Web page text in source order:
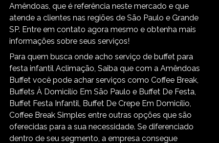
Amêndoas, que é referência neste mercado e que
atende a clientes nas regiões de São Paulo e Grande
SP. Entre em contato agora mesmo e obtenha mais
informações sobre seus serviços!
Para quem busca onde acho serviço de buffet para
festa infantil Aclimação, Saiba que com a Amêndoas
Buffet você pode achar serviços como Coffee Break,
Buffets À Domicilío Em São Paulo e Buffet De Festa,
Buffet Festa Infantil, Buffet De Crepe Em Domicílio,
Coffee Break Simples entre outras opções que são
oferecidas para a sua necessidade. Se diferenciado
dentro de seu segmento, a empresa consegue